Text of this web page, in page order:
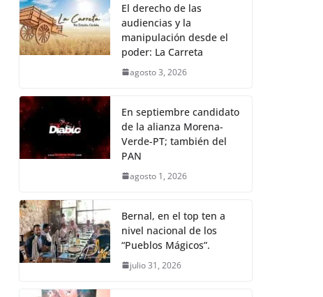
El derecho de las
audiencias y la
manipulación desde el
poder: La Carreta
agosto 3, 2026
En septiembre candidato
de la alianza Morena-
Verde-PT; también del
PAN
agosto 1, 2026
Bernal, en el top ten a
nivel nacional de los
“Pueblos Mágicos”.
julio 31, 2026